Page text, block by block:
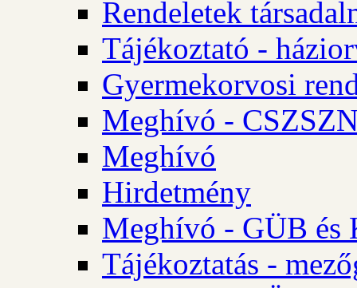
Rendeletek
Tájékoztató -
Gyermekorvosi
Meghívó -
Meghívó
Hirdetmény
Meghívó - GÜB és
Tájékoztatás -